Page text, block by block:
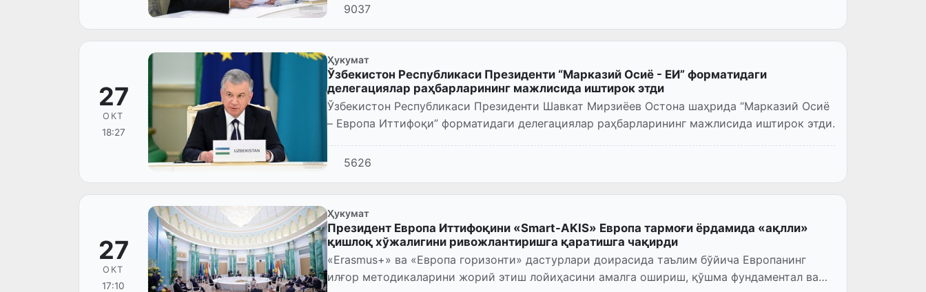
9037
27
ОКТ
18:27
Ҳукумат
Ўзбекистон Республикаси Президенти “Марказий Осиё - ЕИ” форматидаги
делегациялар раҳбарларининг мажлисида иштирок этди
Ўзбекистон Республикаси Президенти Шавкат Мирзиёев Остона шаҳрида “Марказий Осиё
– Европа Иттифоқи” форматидаги делегациялар раҳбарларининг мажлисида иштирок этди.
5626
27
ОКТ
17:10
Ҳукумат
Президент Европа Иттифоқини «Smart-AKIS» Европа тармоғи ёрдамида «ақлли»
қишлоқ хўжалигини ривожлантиришга қаратишга чақирди
«Erasmus+» ва «Европа горизонти» дастурлари доирасида таълим бўйича Европанинг
илғор методикаларини жорий этиш лойиҳасини амалга ошириш, қўшма фундаментал ва